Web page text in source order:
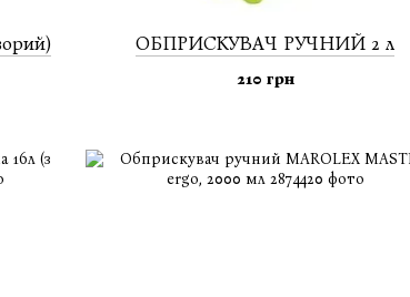
ОБПРИСКУВАЧ РУЧНИЙ 2 л
210 грн